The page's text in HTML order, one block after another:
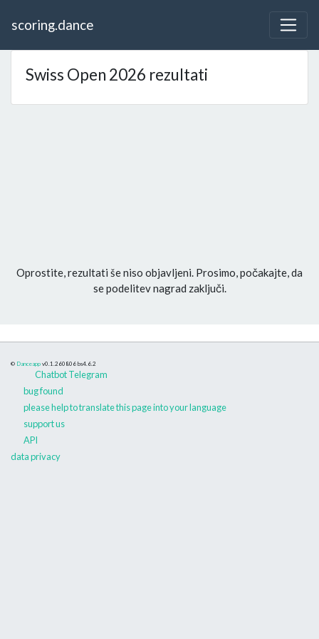
scoring.dance
Swiss Open 2026 rezultati
Oprostite, rezultati še niso objavljeni. Prosimo, počakajte, da
se podelitev nagrad zaključi.
© Danceapp v0.1.260806 bs4.6.2
Chatbot Telegram
bug found
please help to translate this page into your language
support us
API
data privacy